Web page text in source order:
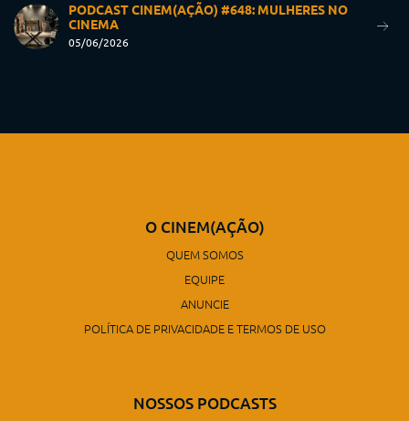
PODCAST CINEM(AÇÃO) #648: MULHERES NO
CINEMA
05/06/2026
O CINEM(AÇÃO)
QUEM SOMOS
EQUIPE
ANUNCIE
POLÍTICA DE PRIVACIDADE E TERMOS DE USO
NOSSOS PODCASTS